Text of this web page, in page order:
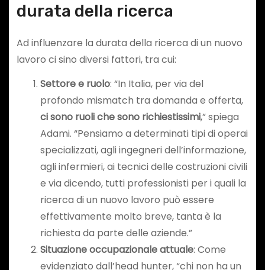
durata della ricerca
Ad influenzare la durata della ricerca di un nuovo
lavoro ci sino diversi fattori, tra cui:
Settore e ruolo: “In Italia, per via del
profondo mismatch tra domanda e offerta,
ci sono ruoli che sono richiestissimi,” spiega
Adami. “Pensiamo a determinati tipi di operai
specializzati, agli ingegneri dell’informazione,
agli infermieri, ai tecnici delle costruzioni civili
e via dicendo, tutti professionisti per i quali la
ricerca di un nuovo lavoro può essere
effettivamente molto breve, tanta è la
richiesta da parte delle aziende.”
Situazione occupazionale attuale: Come
evidenziato dall’head hunter, “chi non ha un